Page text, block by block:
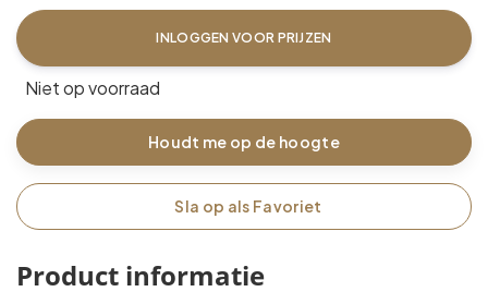
INLOGGEN VOOR PRIJZEN
Niet op voorraad
Houdt me op de hoogte
Sla op als Favoriet
Product informatie